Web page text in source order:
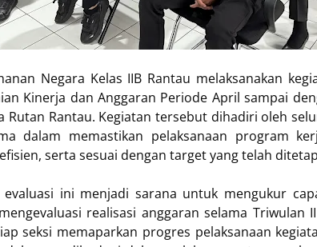
Negara Kelas IIB Rantau melaksanakan
Kinerja dan Anggaran Periode April sampai
Rutan Rantau. Kegiatan tersebut dihadiri oleh
dalam memastikan pelaksanaan program
serta sesuai dengan target yang telah
ini menjadi sarana untuk mengukur
realisasi anggaran selama Triwulan
seksi memaparkan progres pelaksanaan